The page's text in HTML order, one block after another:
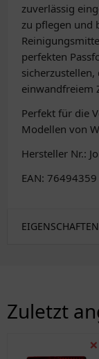
zuverlässig
zu pflegen und
perfekten
einwandfreiem
Perfekt für die
Modellen von
Hersteller Nr.:
EAN: 76494359
EIGENSCHAFTEN
Zuletzt
❌